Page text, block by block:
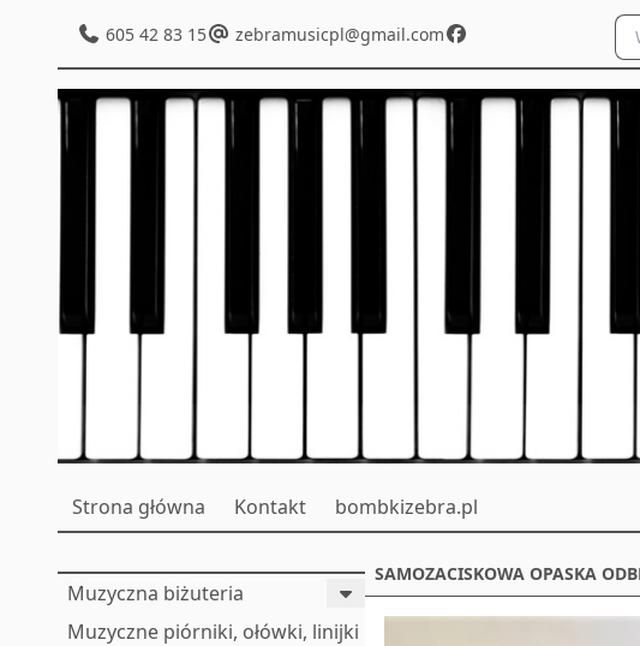
605 42 83 15 zebramusicpl@gmail.com
Strona główna Kontakt bombkizebra.pl
Muzyczna biżuteria
Muzyczne piórniki, ołówki, linijki
SAMOZACISKOWA OPASKA